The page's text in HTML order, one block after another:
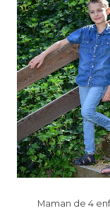
Maman de 4